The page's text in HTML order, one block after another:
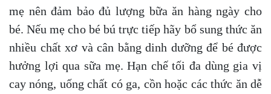
mẹ nên đảm bảo đủ lượng bữa ăn hàng ngày cho
bé. Nếu mẹ cho bé bú trực tiếp hãy bổ sung thức ăn
nhiều chất xơ và cân bằng dinh dưỡng để bé được
hưởng lợi qua sữa mẹ. Hạn chế tối đa dùng gia vị
cay nóng, uống chất có ga, cồn hoặc các thức ăn dễ